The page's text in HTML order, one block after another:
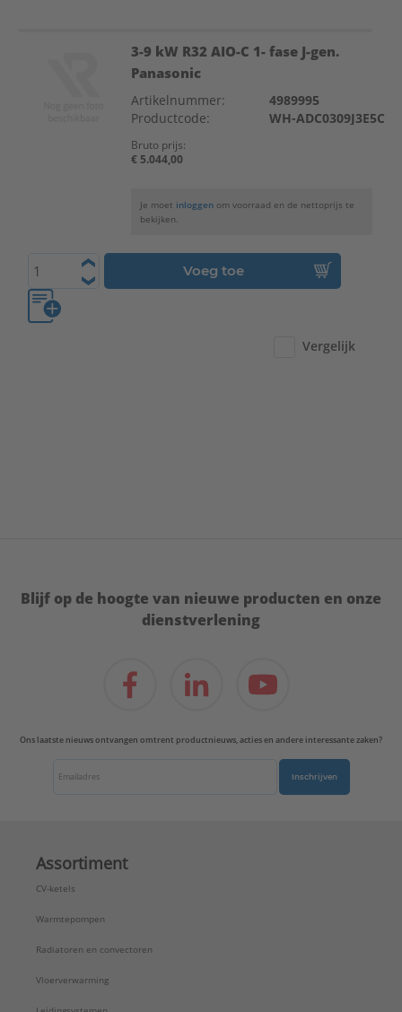
3-9 kW R32 AIO-C 1- fase J-gen.
Panasonic
Artikelnummer:
4989995
Productcode:
WH-ADC0309J3E5C
Bruto prijs:
€ 5.044,00
Je moet inloggen om voorraad en de nettoprijs te
bekijken.
Voeg toe
Vergelijk
Blijf op de hoogte van nieuwe producten en onze
dienstverlening
Ons laatste nieuws ontvangen omtrent productnieuws, acties en andere interessante zaken?
Inschrijven
Assortiment
CV-ketels
Warmtepompen
Radiatoren en convectoren
Vloerverwarming